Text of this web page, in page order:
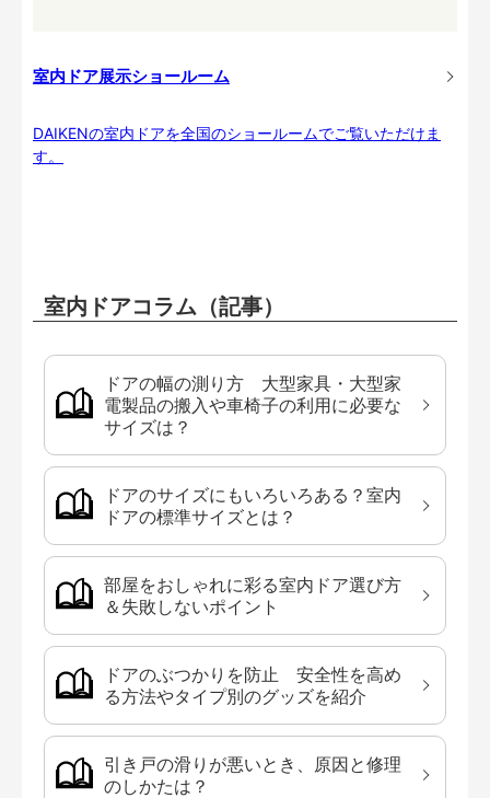
室内ドア展示ショールーム
DAIKENの室内ドアを全国のショールームでご覧いただけま
す。
室内ドアコラム（記事）
ドアの幅の測り方 大型家具・大型家
電製品の搬入や車椅子の利用に必要な
サイズは？
ドアのサイズにもいろいろある？室内
ドアの標準サイズとは？
部屋をおしゃれに彩る室内ドア選び方
＆失敗しないポイント
ドアのぶつかりを防止 安全性を高め
る方法やタイプ別のグッズを紹介
引き戸の滑りが悪いとき、原因と修理
のしかたは？